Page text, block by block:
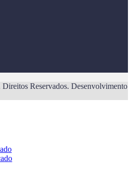
Reservados. Desenvolvimento